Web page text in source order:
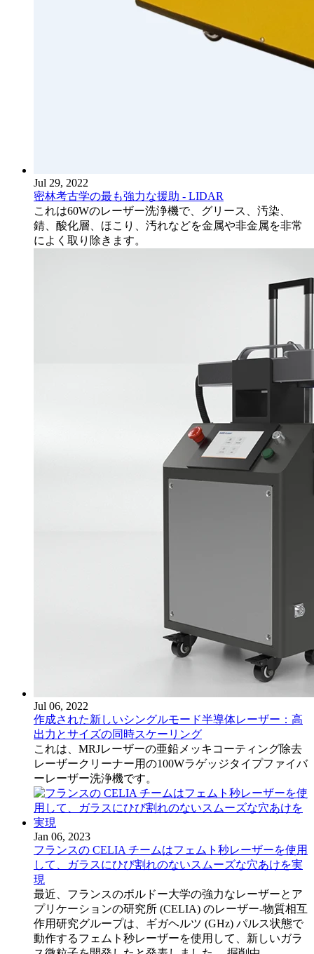
Jul 29, 2022
密林考古学の最も強力な援助 - LIDAR
これは60Wのレーザー洗浄機で、グリース、汚染、
錆、酸化層、ほこり、汚れなどを金属や非金属を非常
によく取り除きます。
Jul 06, 2022
作成された新しいシングルモード半導体レーザー：高
出力とサイズの同時スケーリング
これは、MRJレーザーの亜鉛メッキコーティング除去
レーザークリーナー用の100Wラゲッジタイプファイバ
ーレーザー洗浄機です。
Jan 06, 2023
フランスの CELIA チームはフェムト秒レーザーを使用
して、ガラスにひび割れのないスムーズな穴あけを実
現
最近、フランスのボルドー大学の強力なレーザーとア
プリケーションの研究所 (CELIA) のレーザー-物質相互
作用研究グループは、ギガヘルツ (GHz) パルス状態で
動作するフェムト秒レーザーを使用して、新しいガラ